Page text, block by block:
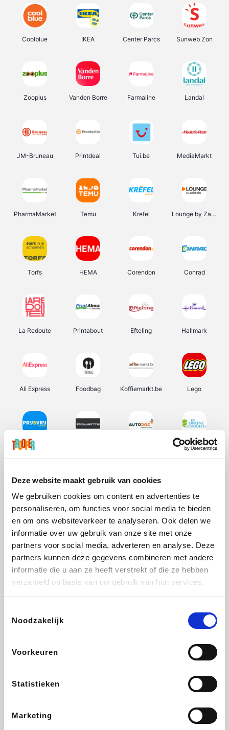
Deze website maakt gebruik van cookies
We gebruiken cookies om content en advertenties te
personaliseren, om functies voor social media te bieden
en om ons websiteverkeer te analyseren. Ook delen we
informatie over uw gebruik van onze site met onze
partners voor social media, adverteren en analyse. Deze
partners kunnen deze gegevens combineren met andere
informatie die u aan ze heeft verstrekt of die ze hebben
verzameld op basis van uw gebruik van hun services.
Noodzakelijk
Voorkeuren
Statistieken
Marketing
Coolblue IKEA Center Parcs Sunweb Zon
Zooplus Vanden Borre Farmaline Landal
JM-Bruneau Printdeal Tui.be MediaMarkt
PharmaMarket Temu Krefel Lounge by Zalando
Torfs HEMA Corendon Conrad
La Redoute Printabout Efteling Hallmark
Ali Express Foodbag Koffiemarkt.be Lego
Prijsvrij De Online Drogist
Vidaxl Lampenlicht.be Plopsa Adidas
All Accor
DectDirect
SupraBazar